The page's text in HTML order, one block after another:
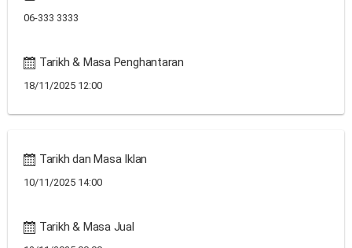
06-333 3333
Tarikh & Masa Penghantaran
18/11/2025 12:00
Tarikh dan Masa Iklan
10/11/2025 14:00
Tarikh & Masa Jual